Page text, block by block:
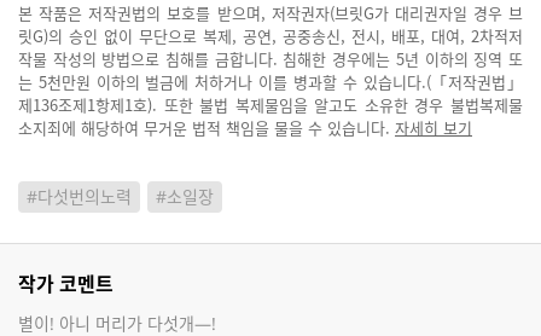
본 작품은 저작권법의 보호를 받으며, 저작권자(브릿G가 대리권자일 경우 브
릿G)의 승인 없이 무단으로 복제, 공연, 공중송신, 전시, 배포, 대여, 2차적저
작물 작성의 방법으로 침해를 금합니다. 침해한 경우에는 5년 이하의 징역 또
는 5천만원 이하의 벌금에 처하거나 이를 병과할 수 있습니다.(「저작권법」
제136조제1항제1호). 또한 불법 복제물임을 알고도 소유한 경우 불법복제물
소지죄에 해당하여 무거운 법적 책임을 물을 수 있습니다. 자세히 보기
#다섯번의노력 #소일장
작가 코멘트
별이! 아니 머리가 다섯개—!